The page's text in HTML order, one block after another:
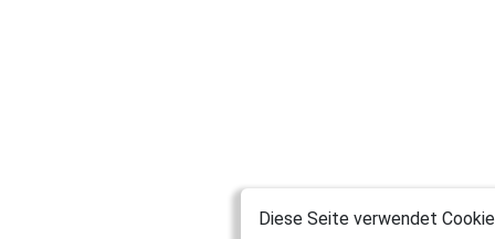
Diese Seite verwendet